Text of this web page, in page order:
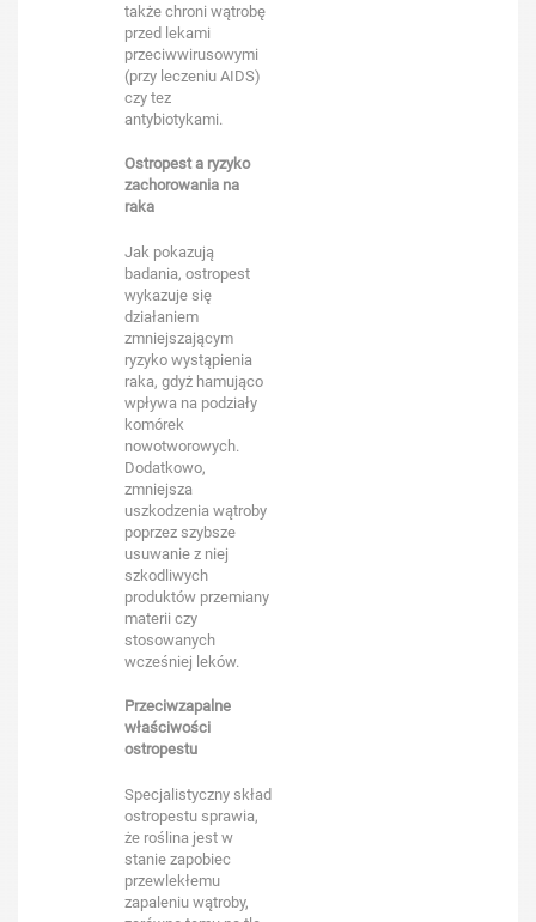
także chroni wątrobę
przed lekami
przeciwwirusowymi
(przy leczeniu AIDS)
czy tez
antybiotykami.
Ostropest a ryzyko
zachorowania na
raka
Jak pokazują
badania, ostropest
wykazuje się
działaniem
zmniejszającym
ryzyko wystąpienia
raka, gdyż hamująco
wpływa na podziały
komórek
nowotworowych.
Dodatkowo,
zmniejsza
uszkodzenia wątroby
poprzez szybsze
usuwanie z niej
szkodliwych
produktów przemiany
materii czy
stosowanych
wcześniej leków.
Przeciwzapalne
właściwości
ostropestu
Specjalistyczny skład
ostropestu sprawia,
że roślina jest w
stanie zapobiec
przewlekłemu
zapaleniu wątroby,